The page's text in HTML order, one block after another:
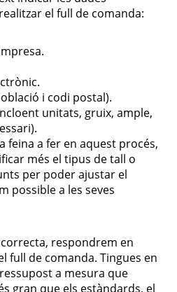
el full de comanda:
i codi postal).
unitats, gruix, ample,
feina a fer en aquest procés,
més el tipus de tall o
per poder ajustar el
possible a les seves
respondrem en
full de comanda. Tingues en
a mesura que
gran que els estàndards, el